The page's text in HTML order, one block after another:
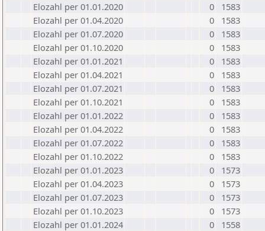
Elozahl per 01.01.2020
0
1583
Elozahl per 01.04.2020
0
1583
Elozahl per 01.07.2020
0
1583
Elozahl per 01.10.2020
0
1583
Elozahl per 01.01.2021
0
1583
Elozahl per 01.04.2021
0
1583
Elozahl per 01.07.2021
0
1583
Elozahl per 01.10.2021
0
1583
Elozahl per 01.01.2022
0
1583
Elozahl per 01.04.2022
0
1583
Elozahl per 01.07.2022
0
1583
Elozahl per 01.10.2022
0
1583
Elozahl per 01.01.2023
0
1573
Elozahl per 01.04.2023
0
1573
Elozahl per 01.07.2023
0
1573
Elozahl per 01.10.2023
0
1573
Elozahl per 01.01.2024
0
1558